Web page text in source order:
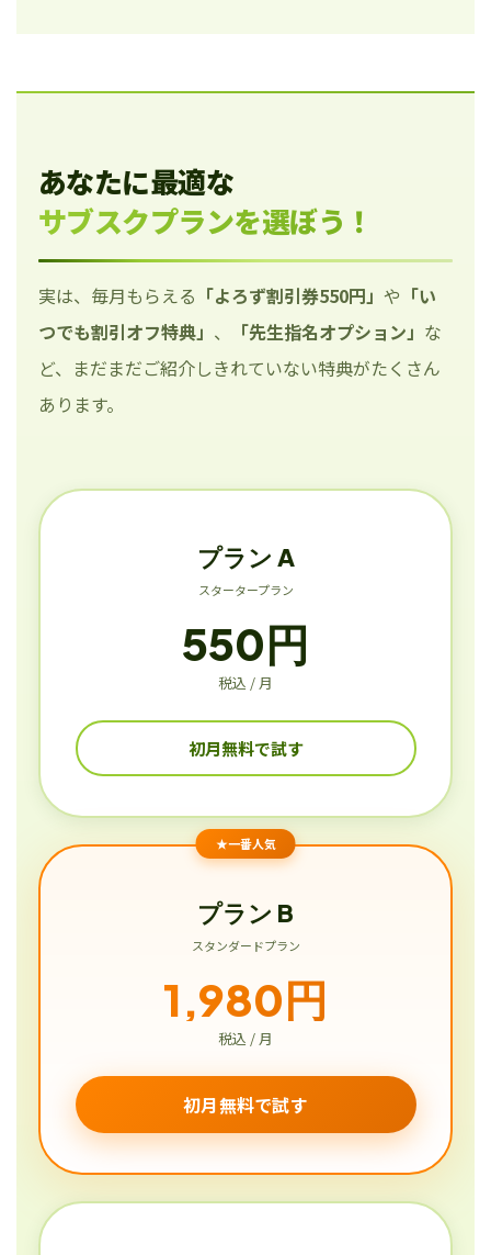
あなたに最適な
サブスクプランを選ぼう！
実は、毎月もらえる 「よろず割引券550円」 や 「い
つでも割引オフ特典」 、 「先生指名オプション」 な
ど、まだまだご紹介しきれていない特典がたくさん
あります。
プラン A
スタータープラン
550円
税込 / 月
初月無料で試す
★一番人気
プラン B
スタンダードプラン
1,980円
税込 / 月
初月無料で試す